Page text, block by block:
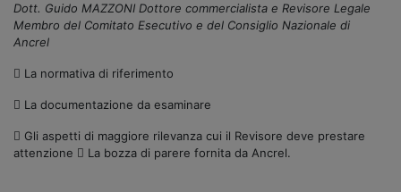
Dott. Guido MAZZONI Dottore commercialista e Revisore Legale
Membro del Comitato Esecutivo e del Consiglio Nazionale di
Ancrel
 La normativa di riferimento
 La documentazione da esaminare
 Gli aspetti di maggiore rilevanza cui il Revisore deve prestare
attenzione  La bozza di parere fornita da Ancrel.